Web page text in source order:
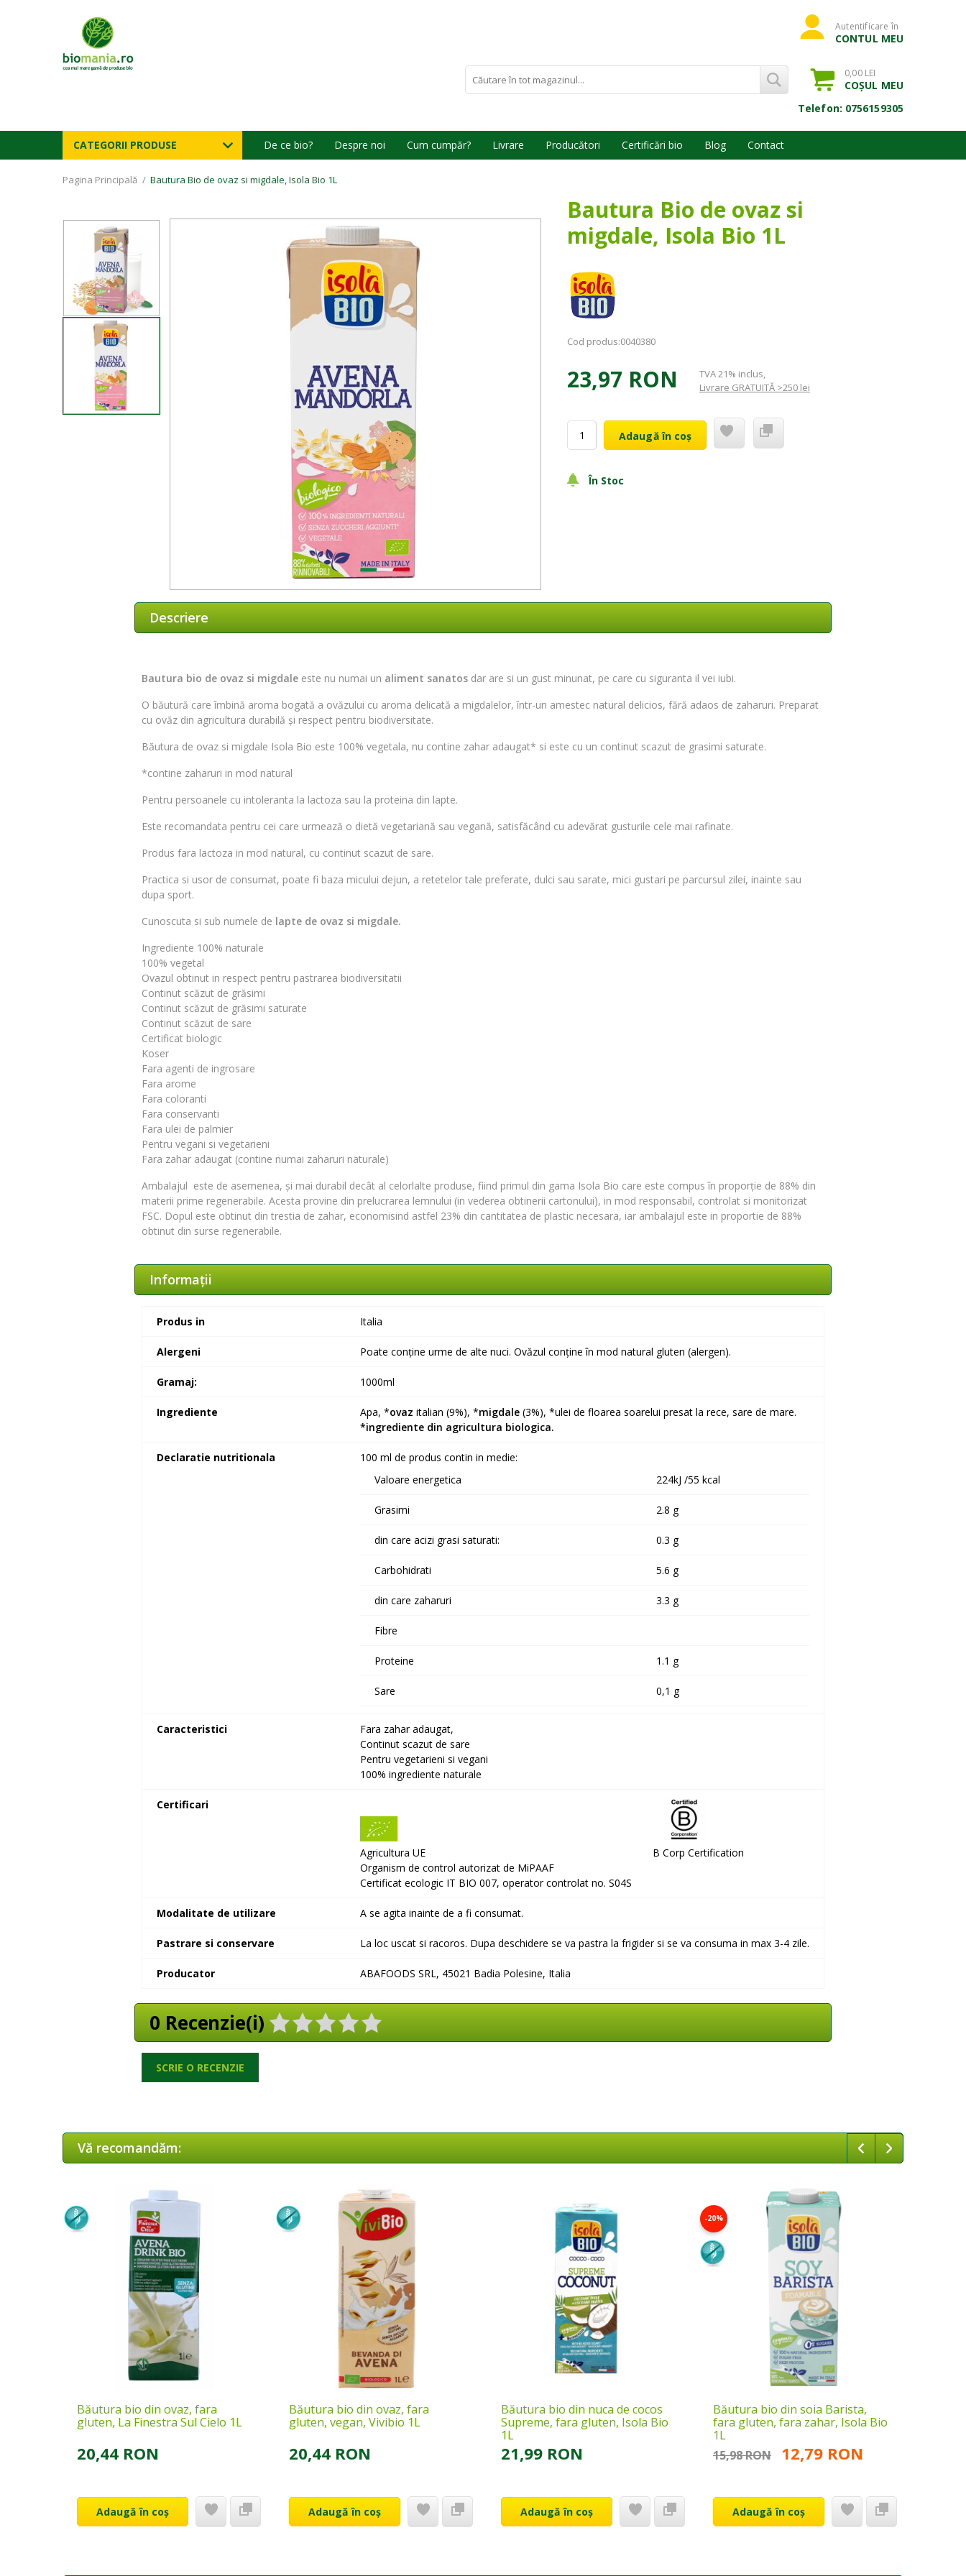
Autentificare în
CONTUL MEU
0,00 LEI
COȘUL MEU
Telefon: 0756159305
CATEGORII PRODUSE De ce bio? Despre noi Cum cumpăr? Livrare Producători Certificări bio Blog Contact
Pagina Principală / Bautura Bio de ovaz si migdale, Isola Bio 1L
Bautura Bio de ovaz si
migdale, Isola Bio 1L
Cod produs:0040380
23,97 RON TVA 21% inclus,
Livrare GRATUITĂ >250 lei
Adaugă în coș
În Stoc
Descriere
Bautura bio de ovaz si migdale este nu numai un aliment sanatos dar are si un gust minunat, pe care cu siguranta il vei iubi.
O băutură care îmbină aroma bogată a ovăzului cu aroma delicată a migdalelor, într-un amestec natural delicios, fără adaos de zaharuri. Preparat
cu ovăz din agricultura durabilă și respect pentru biodiversitate.
Băutura de ovaz si migdale Isola Bio este 100% vegetala, nu contine zahar adaugat* si este cu un continut scazut de grasimi saturate.
*contine zaharuri in mod natural
Pentru persoanele cu intoleranta la lactoza sau la proteina din lapte.
Este recomandata pentru cei care urmează o dietă vegetariană sau vegană, satisfăcând cu adevărat gusturile cele mai rafinate.
Produs fara lactoza in mod natural, cu continut scazut de sare.
Practica si usor de consumat, poate fi baza micului dejun, a retetelor tale preferate, dulci sau sarate, mici gustari pe parcursul zilei, inainte sau
dupa sport.
Cunoscuta si sub numele de lapte de ovaz si migdale.
Ingrediente 100% naturale
100% vegetal
Ovazul obtinut in respect pentru pastrarea biodiversitatii
Continut scăzut de grăsimi
Continut scăzut de grăsimi saturate
Continut scăzut de sare
Certificat biologic
Koser
Fara agenti de ingrosare
Fara arome
Fara coloranti
Fara conservanti
Fara ulei de palmier
Pentru vegani si vegetarieni
Fara zahar adaugat (contine numai zaharuri naturale)
Ambalajul este de asemenea, și mai durabil decât al celorlalte produse, fiind primul din gama Isola Bio care este compus în proporție de 88% din
materii prime regenerabile. Acesta provine din prelucrarea lemnului (in vederea obtinerii cartonului), in mod responsabil, controlat si monitorizat
FSC. Dopul este obtinut din trestia de zahar, economisind astfel 23% din cantitatea de plastic necesara, iar ambalajul este in proportie de 88%
obtinut din surse regenerabile.
Informaţii
Produs in Italia
Alergeni Poate conține urme de alte nuci. Ovăzul conține în mod natural gluten (alergen).
Gramaj: 1000ml
Ingrediente Apa, *ovaz italian (9%), *migdale (3%), *ulei de floarea soarelui presat la rece, sare de mare.
*ingrediente din agricultura biologica.
Declaratie nutritionala
100 ml de produs contin in medie:
Valoare energetica
224kJ /55 kcal
Grasimi 2.8 g
din care acizi grasi saturati: 0.3 g
Carbohidrati 5.6 g
din care zaharuri 3.3 g
Fibre
Proteine 1.1 g
Sare 0,1 g
Caracteristici
Fara zahar adaugat,
Continut scazut de sare
Pentru vegetarieni si vegani
100% ingrediente naturale
Certificari
Agricultura UE B Corp Certification
Organism de control autorizat de MiPAAF
Certificat ecologic IT BIO 007, operator controlat no. S04S
Modalitate de utilizare A se agita inainte de a fi consumat.
Pastrare si conservare La loc uscat si racoros. Dupa deschidere se va pastra la frigider si se va consuma in max 3-4 zile.
Producator ABAFOODS SRL, 45021 Badia Polesine, Italia
0 Recenzie(i)
SCRIE O RECENZIE
Vă recomandăm:
Băutura bio din ovaz, fara
gluten, La Finestra Sul Cielo 1L
20,44 RON
Adaugă în coș
Băutura bio din ovaz, fara
gluten, vegan, Vivibio 1L
20,44 RON
Adaugă în coș
Băutura bio din nuca de cocos
Supreme, fara gluten, Isola Bio
1L
21,99 RON
Adaugă în coș
-20%
Băutura bio din soia Barista,
fara gluten, fara zahar, Isola Bio
1L
15,98 RON
12,79 RON
Adaugă în coș